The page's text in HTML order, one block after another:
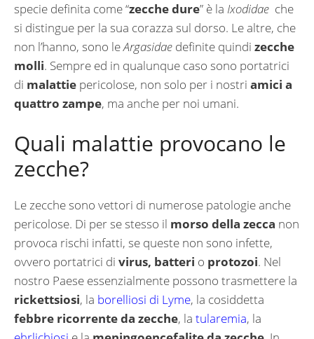
specie definita come “zecche dure” è la Ixodidae che
si distingue per la sua corazza sul dorso. Le altre, che
non l’hanno, sono leArgasidae definite quindi zecche
molli. Sempre ed in qualunque caso sono portatrici
di malattie pericolose, non solo per i nostri amici a
quattro zampe, ma anche per noi umani.
Quali malattie provocano le
zecche?
Le zecche sono vettori di numerose patologie anche
pericolose. Di per se stesso il morso della zecca non
provoca rischi infatti, se queste non sono infette,
ovvero portatrici di virus, batteri o protozoi. Nel
nostro Paese essenzialmente possono trasmettere la
rickettsiosi, la borelliosi di Lyme, la cosiddetta
febbre ricorrente da zecche, la tularemia, la